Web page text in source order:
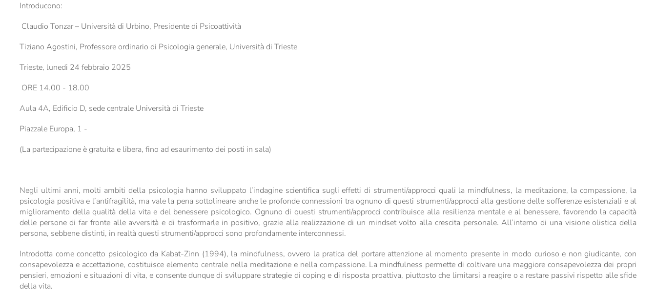
Introducono:
Claudio Tonzar – Università di Urbino, Presidente di Psicoattività
Tiziano Agostini, Professore ordinario di Psicologia generale, Università di Trieste
Trieste, lunedi 24 febbraio 2025
ORE 14.00 - 18.00
Aula 4A, Edificio D, sede centrale Università di Trieste
Piazzale Europa, 1 -
(La partecipazione è gratuita e libera, fino ad esaurimento dei posti in sala)
Negli ultimi anni, molti ambiti della psicologia hanno sviluppato l’indagine scientifica sugli effetti di strumenti/approcci quali la mindfulness, la meditazione, la compassione, la
psicologia positiva e l’antifragilità, ma vale la pena sottolineare anche le profonde connessioni tra ognuno di questi strumenti/approcci alla gestione delle sofferenze esistenziali e al
miglioramento della qualità della vita e del benessere psicologico. Ognuno di questi strumenti/approcci contribuisce alla resilienza mentale e al benessere, favorendo la capacità
delle persone di far fronte alle avversità e di trasformarle in positivo, grazie alla realizzazione di un mindset volto alla crescita personale. All’interno di una visione olistica della
persona, sebbene distinti, in realtà questi strumenti/approcci sono profondamente interconnessi.
Introdotta come concetto psicologico da Kabat-Zinn (1994), la mindfulness, ovvero la pratica del portare attenzione al momento presente in modo curioso e non giudicante, con
consapevolezza e accettazione, costituisce elemento centrale nella meditazione e nella compassione. La mindfulness permette di coltivare una maggiore consapevolezza dei propri
pensieri, emozioni e situazioni di vita, e consente dunque di sviluppare strategie di coping e di risposta proattiva, piuttosto che limitarsi a reagire o a restare passivi rispetto alle sfide
della vita.